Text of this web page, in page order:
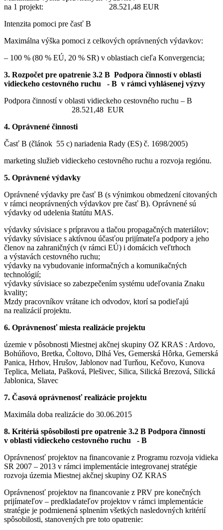
na 1 projekt: 28.521,48 EUR
Intenzita pomoci pre časť B
Maximálna výška pomoci z celkových oprávnených výdavkov:
– 100 % (80 % EÚ, 20 % SR) v oblastiach cieľa Konvergencia;
3. Rozpočet pre opatrenie 3.2 B Podpora činností v oblasti
vidieckeho cestovného ruchu - B v rámci vyhlásenej výzvy
Podpora činností v oblasti vidieckeho cestovného ruchu – B
28.521,48 EUR
4. Oprávnené činnosti
Časť B (článok 55 c) nariadenia Rady (ES) č. 1698/2005)
marketing služieb vidieckeho cestovného ruchu a rozvoja regiónu.
5. Oprávnené výdavky
Oprávnené výdavky pre časť B (s výnimkou obmedzení citovaných
v rámci neoprávnených výdavkov pre časť B). Oprávnené sú
výdavky od udelenia štatútu MAS.
výdavky súvisiace s prípravou a tlačou propagačných materiálov;
výdavky súvisiace s aktívnou účasťou prijímateľa podpory a jeho
členov na zahraničných (v rámci EÚ) i domácich veľtrhoch
a výstavách cestovného ruchu;
výdavky na vybudovanie informačných a komunikačných
technológií;
výdavky súvisiace so zabezpečením systému udeľovania Znaku
kvality;
Mzdy pracovníkov vrátane ich odvodov, ktorí sa podieľajú
na realizácií projektu.
6. Oprávnenosť miesta realizácie projektu
územie v pôsobnosti Miestnej akčnej skupiny OZ KRAS : Ardovo,
Bohúňovo, Bretka, Čoltovo, Dlhá Ves, Gemerská Hôrka, Gemerská
Panica, Hrhov, Hrušov, Jablonov nad Turňou, Kečovo, Kunova
Teplica, Meliata, Pašková, Plešivec, Silica, Silická Brezová, Silická
Jablonica, Slavec
7. Časová oprávnenosť realizácie projektu
Maximála doba realizácie do 30.06.2015
8. Kritériá spôsobilosti pre opatrenie 3.2 B Podpora činností
v oblasti vidieckeho cestovného ruchu - B
Oprávnenosť projektov na financovanie z Programu rozvoja vidieka
SR 2007 – 2013 v rámci implementácie integrovanej stratégie
rozvoja územia Miestnej akčnej skupiny OZ KRAS
Oprávnenosť projektov na financovanie z PRV pre konečných
prijímateľov – predkladateľov projektov v rámci implementácie
stratégie je podmienená splnením všetkých nasledovných kritérií
spôsobilosti, stanovených pre toto opatrenie: